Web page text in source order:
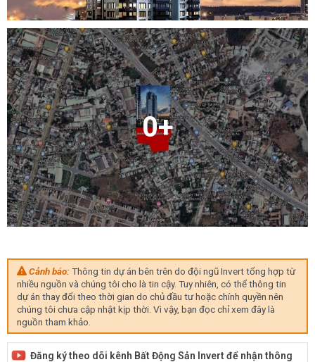
0+
Cảnh báo:Thông tin dự án bên trên do đội ngũ Invert tổng hợp từ
nhiều nguồn và chúng tôi cho là tin cậy. Tuy nhiên, có thể thông tin
dự án thay đổi theo thời gian do chủ đầu tư hoặc chính quyền nên
chúng tôi chưa cập nhật kịp thời. Vì vậy, bạn đọc chỉ xem đây là
nguồn tham khảo.
Đăng ký theo dõi kênh Bất Động Sản Invert để nhận thông